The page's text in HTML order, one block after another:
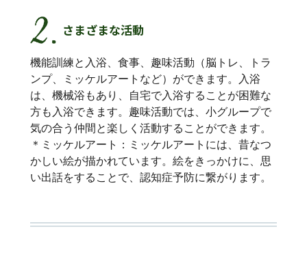
さまざまな活動
機能訓練と入浴、食事、趣味活動（脳トレ、トラ
ンプ、ミッケルアートなど）ができます。入浴
は、機械浴もあり、自宅で入浴することが困難な
方も入浴できます。趣味活動では、小グループで
気の合う仲間と楽しく活動することができます。
＊ミッケルアート：ミッケルアートには、昔なつ
かしい絵が描かれています。絵をきっかけに、思
い出話をすることで、認知症予防に繋がります。